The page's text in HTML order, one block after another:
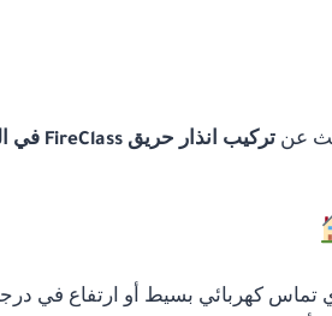
عن تركيب انذار حريق FireClass في القاهرة
كهربائي بسيط أو ارتفاع في